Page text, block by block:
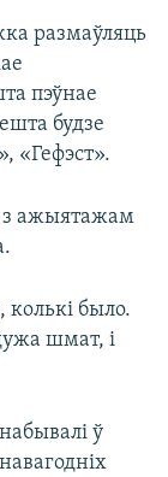
размаўляць
пэўнае
будзе
«Гефэст».
з ажыятажам
колькі было.
шмат, і
ў